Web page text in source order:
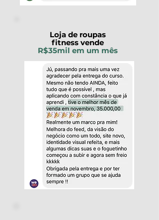
Loja de roupas
fitness vende
R$35mil em um mês